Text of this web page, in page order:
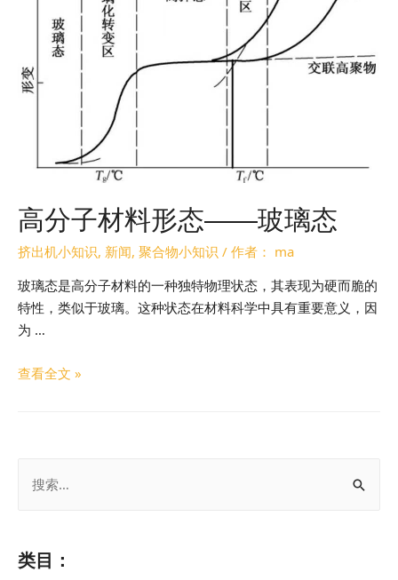
类目：
高分子材料形态——玻璃态
挤出机小知识, 新闻, 聚合物小知识 / 作者： ma
玻璃态是高分子材料的一种独特物理状态，其表现为硬而脆的
特性，类似于玻璃。这种状态在材料科学中具有重要意义，因
为 …
查看全文 »